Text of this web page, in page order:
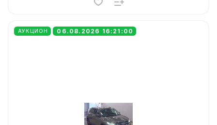
АУКЦИОН 06.08.2026 16:21:00